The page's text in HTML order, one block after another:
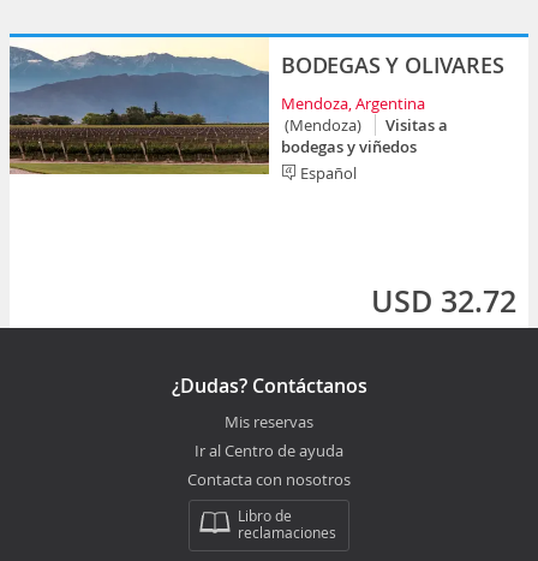
BODEGAS Y OLIVARES
Mendoza, Argentina
(Mendoza)
Visitas a
bodegas y viñedos
Español
USD 32.72
¿Dudas? Contáctanos
Mis reservas
Ir al Centro de ayuda
Contacta con nosotros
Libro de
reclamaciones